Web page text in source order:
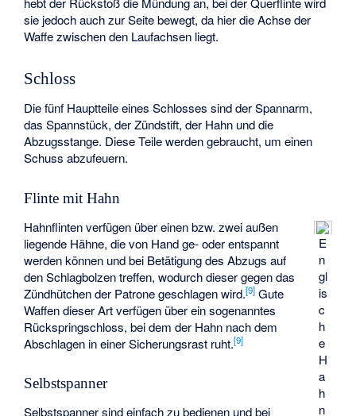
sie jedoch auch zur Seite bewegt, da hier die Achse der
Waffe zwischen den Laufachsen liegt.
Schloss
Die fünf Hauptteile eines Schlosses sind der Spannarm,
das Spannstück, der Zündstift, der Hahn und die
Abzugsstange. Diese Teile werden gebraucht, um einen
Schuss abzufeuern.
Flinte mit Hahn
E
n
gl
is
c
h
e
H
a
h
n
Hahnflinten verfügen über einen bzw. zwei außen
liegende Hähne, die von Hand ge- oder entspannt
werden können und bei Betätigung des Abzugs auf
den Schlagbolzen treffen, wodurch dieser gegen das
Zündhütchen der Patrone geschlagen wird.[9] Gute
Waffen dieser Art verfügen über ein sogenanntes
Rückspringschloss, bei dem der Hahn nach dem
Abschlagen in einer Sicherungsrast ruht.[9]
Selbstspanner
Selbstspanner sind einfach zu bedienen und bei